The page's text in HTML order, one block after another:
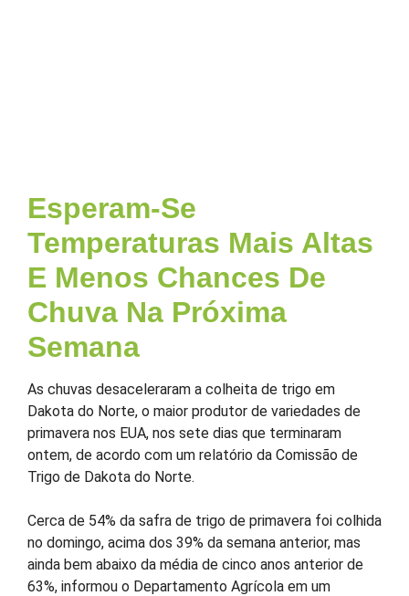
Esperam-Se
Temperaturas Mais Altas
E Menos Chances De
Chuva Na Próxima
Semana
As chuvas desaceleraram a colheita de trigo em
Dakota do Norte, o maior produtor de variedades de
primavera nos EUA, nos sete dias que terminaram
ontem, de acordo com um relatório da Comissão de
Trigo de Dakota do Norte.
Cerca de 54% da safra de trigo de primavera foi colhida
no domingo, acima dos 39% da semana anterior, mas
ainda bem abaixo da média de cinco anos anterior de
63%, informou o Departamento Agrícola em um